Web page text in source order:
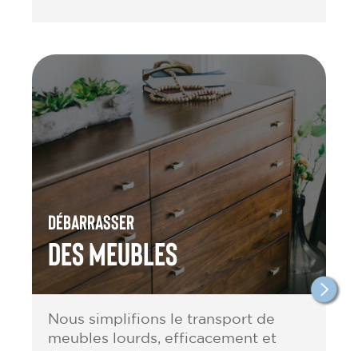
Débarrasser
des meubles
Nous simplifions le transport de
meubles lourds, efficacement et